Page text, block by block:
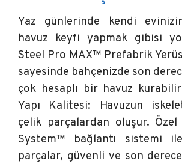
Yaz günlerinde kendi
havuz keyfi yapmak gibisi
Steel Pro MAX™ Prefabrik
sayesinde bahçenizde son
çok hesaplı bir havuz
Yapı Kalitesi: Havuzun
çelik parçalardan oluşur. Özel
System™ bağlantı sistemi
parçalar, güvenli ve son